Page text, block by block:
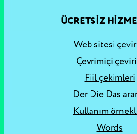
ÜCRETSIZ
Web sitesi
Çevrimiçi
Fiil çekimleri
Der Die Das
Kullanım
Words